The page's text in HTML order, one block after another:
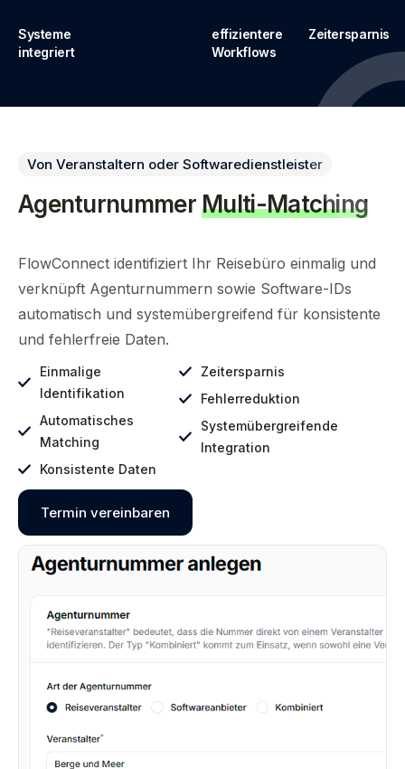
Systeme
integriert
effizientere
Workflows
Zeitersparnis
Von Veranstaltern oder Softwaredienstleister
AgenturnummerMulti-Matching
FlowConnect identifiziert Ihr Reisebüro einmalig und
verknüpft Agenturnummern sowie Software-IDs
automatisch und systemübergreifend für konsistente
und fehlerfreie Daten.
Einmalige
Identifikation
Automatisches
Matching
Konsistente Daten
Zeitersparnis
Fehlerreduktion
Systemübergreifende
Integration
Termin vereinbaren